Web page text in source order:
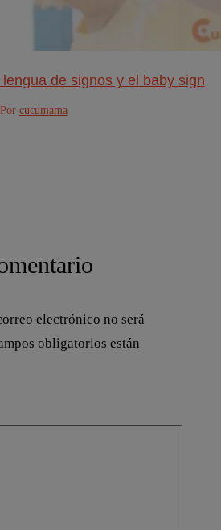
de signos y el baby sign
cucumama
electrónico no será
obligatorios están